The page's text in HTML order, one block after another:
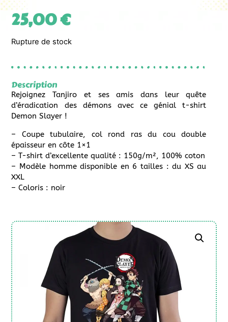
25,00€
Rupture de stock
Description
Rejoignez Tanjiro et ses amis dans leur quête
d’éradication des démons avec ce génial t-shirt
Demon Slayer !
– Coupe tubulaire, col rond ras du cou double
épaisseur en côte 1×1
– T-shirt d’excellente qualité : 150g/m², 100% coton
– Modèle homme disponible en 6 tailles : du XS au
XXL
– Coloris : noir